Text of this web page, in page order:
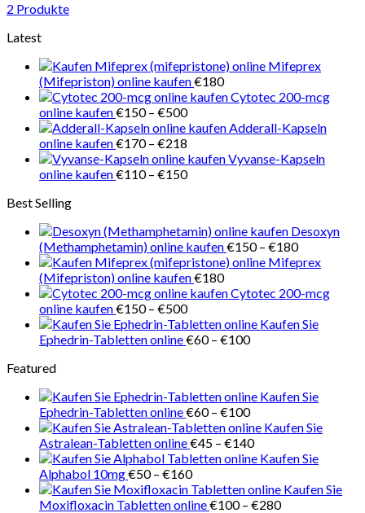
2 Produkte
Latest
Mifeprex
(Mifepriston) online kaufen€180
Cytotec 200-mcg
online kaufen€150 – €500Preisspanne:
€150
€500
Adderall-Kapseln
online kaufen€170 – €218
€170
bis
Vyvanse-Kapseln
online kaufen€110 – €150Preisspanne:
Best Selling
Desoxyn
(Methamphetamin) online kaufen€150 – €180
€150
€180
Mifeprex
(Mifepriston) online kaufen€180
Cytotec 200-mcg
online kaufen€150 – €500Preisspanne:
€150
bis
Kaufen Sie
Ephedrin-Tabletten online€60 – €100Preisspanne:
Featured
Kaufen Sie
Ephedrin-Tabletten online€60 – €100Preisspanne:
€60
bis
€100
Kaufen Sie
Astralean-Tabletten online€45 – €140Preisspanne:
€45
€140
Kaufen Sie
Alphabol 10mg€50 – €160Preisspanne:
€50
bis
Kaufen Sie
Moxifloxacin Tabletten online€100 – €280Preisspanne: